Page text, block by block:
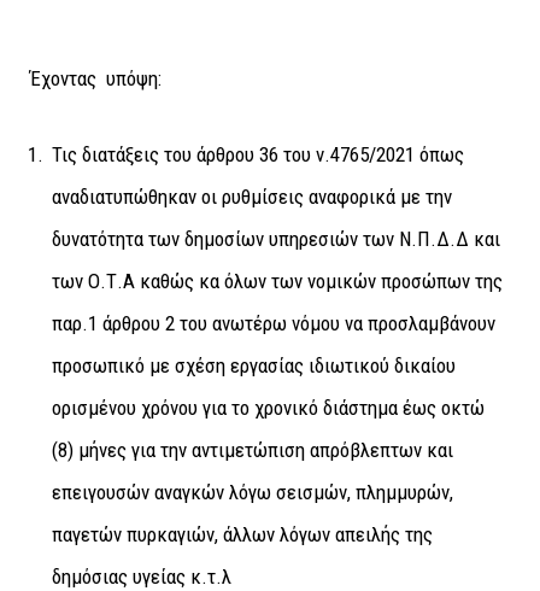
Έχοντας υπόψη:
Τις διατάξεις του άρθρου 36 του ν.4765/2021 όπως
αναδιατυπώθηκαν οι ρυθμίσεις αναφορικά με την
δυνατότητα των δημοσίων υπηρεσιών των Ν.Π.Δ.Δ και
των Ο.Τ.Α καθώς κα όλων των νομικών προσώπων της
παρ.1 άρθρου 2 του ανωτέρω νόμου να προσλαμβάνουν
προσωπικό με σχέση εργασίας ιδιωτικού δικαίου
ορισμένου χρόνου για το χρονικό διάστημα έως οκτώ
(8) μήνες για την αντιμετώπιση απρόβλεπτων και
επειγουσών αναγκών λόγω σεισμών, πλημμυρών,
παγετών πυρκαγιών, άλλων λόγων απειλής της
δημόσιας υγείας κ.τ.λ